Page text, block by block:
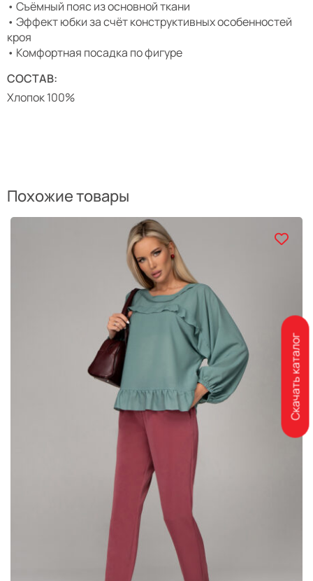
• Съёмный пояс из основной ткани
• Эффект юбки за счёт конструктивных особенностей
кроя
• Комфортная посадка по фигуре
СОСТАВ:
Хлопок 100%
Похожие товары
Скачать каталог